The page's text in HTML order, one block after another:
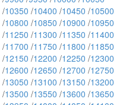
/10350 /10400 /10450 /10500
/10800 /10850 /10900 /10950
/11250 /11300 /11350 /11400
/11700 /11750 /11800 /11850
/12150 /12200 /12250 /12300
/12600 /12650 /12700 /12750
/13050 /13100 /13150 /13200
/13500 /13550 /13600 /13650